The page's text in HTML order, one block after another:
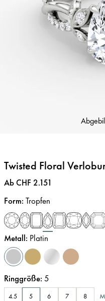
Twisted Floral
Preis:
Ab CHF 2.151
Form: Tropfen
Metall: Platin
Ringgröße: 5
4.5 5 6 7 8